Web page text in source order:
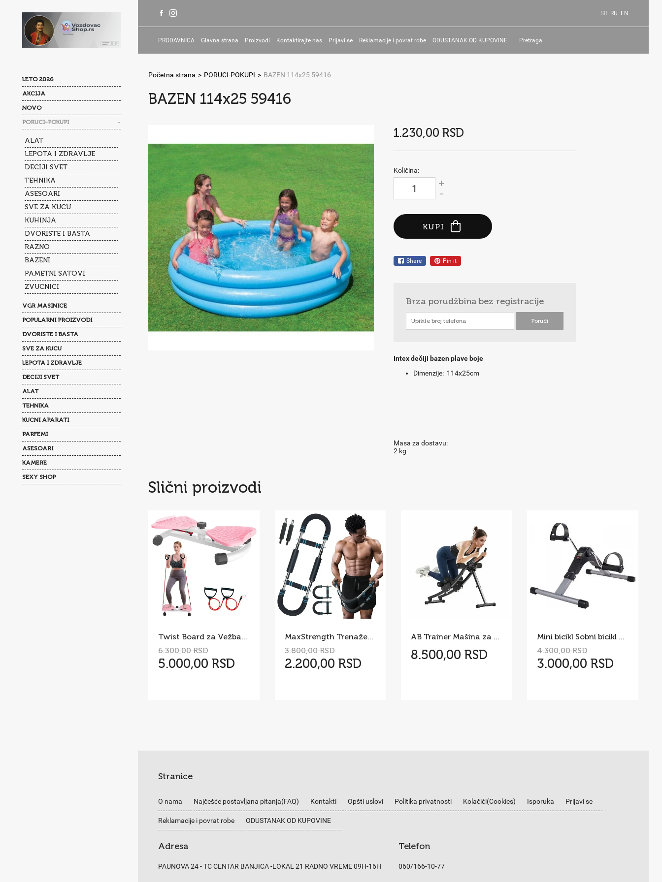
LETO 2026
AKCIJA
NOVO
PORUCI-POKUPI -
ALAT
LEPOTA I ZDRAVLJE
DECIJI SVET
TEHNIKA
ASESOARI
SVE ZA KUCU
KUHINJA
DVORISTE I BASTA
RAZNO
BAZENI
PAMETNI SATOVI
ZVUCNICI
VGR MASINICE
POPULARNI PROIZVODI
DVORISTE I BASTA
SVE ZA KUCU
LEPOTA I ZDRAVLJE
DECIJI SVET
ALAT
TEHNIKA
KUCNI APARATI
PARFEMI
ASESOARI
KAMERE
SEXY SHOP
SR RU EN
PRODAVNICA Glavna strana Proizvodi Kontaktirajte nas Prijavi se Reklamacije i povrat robe ODUSTANAK OD KUPOVINE Pretraga
Početna strana > PORUCI-POKUPI > BAZEN 114x25 59416
BAZEN 114x25 59416
1.230,00 RSD
Količina:
+
-
KUPI
Share Pin it
Brza porudžbina bez registracije
Intex dečiji bazen plave boje
Dimenzije: 114x25cm
Masa za dostavu:
2 kg
Slični proizvodi
Twist Board za Vežbanje – Rotaciona Sprava za Struk i Stomak
6.300,00 RSD
5.000,00 RSD
MaxStrength Trenažer za Jačanje Celog Tela
3.800,00 RSD
2.200,00 RSD
AB Trainer Mašina za Trbušnjake 200 kg
8.500,00 RSD
Mini bicikl Sobni bicikl pedale Kucni mini bickl
4.300,00 RSD
3.000,00 RSD
Stranice
O nama Najčešće postavljana pitanja(FAQ) Kontakti Opšti uslovi Politika privatnosti Kolačići(Cookies) Isporuka Prijavi se
Reklamacije i povrat robe ODUSTANAK OD KUPOVINE
Adresa
PAUNOVA 24 - TC CENTAR BANJICA -LOKAL 21 RADNO VREME 09H-16H
Telefon
060/166-10-77